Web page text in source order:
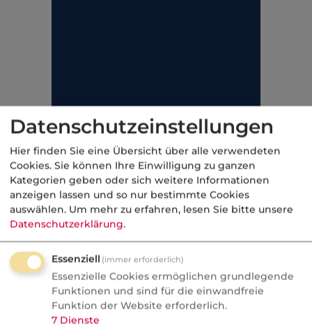
Altersgrenze
Datenschutzeinstellungen
Hier finden Sie eine Übersicht über alle verwendeten
Cookies. Sie können Ihre Einwilligung zu ganzen
Kategorien geben oder sich weitere Informationen
anzeigen lassen und so nur bestimmte Cookies
auswählen. Um mehr zu erfahren, lesen Sie bitte unsere
Datenschutzerklärung.
Essenziell (immer erforderlich)
Essenzielle Cookies ermöglichen grundlegende
Funktionen und sind für die einwandfreie
Funktion der Website erforderlich.
7 Dienste